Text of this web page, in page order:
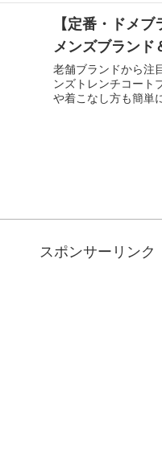
【定番・ドメ
メンズブランド
老舗ブランドから注
ンズトレンチコート
や着こなし方も簡単
スポンサーリンク